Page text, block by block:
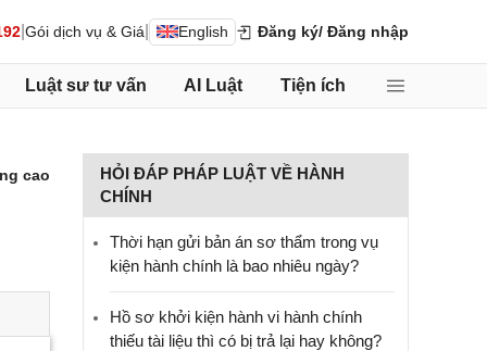
Gói dịch vụ & Giá English Đăng ký/ Đăng nhập
Luật sư tư vấn AI Luật Tiện ích
cao
HỎI ĐÁP PHÁP LUẬT VỀ HÀNH
CHÍNH
Thời hạn gửi bản án sơ thẩm trong vụ
kiện hành chính là bao nhiêu ngày?
Hồ sơ khởi kiện hành vi hành chính
thiếu tài liệu thì có bị trả lại hay không?